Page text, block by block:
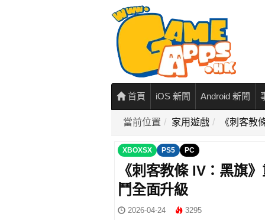
首頁 iOS 新聞 Android 新聞
當前位置 家用遊戲 《刺客教
XBOXSX PS5 PC
《刺客教條 IV：黑旗
鬥全面升級
2026-04-24 3295